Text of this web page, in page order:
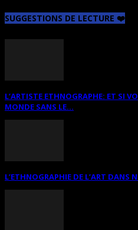
SUGGESTIONS DE LECTURE ❤️
L’ARTISTE ETHNOGRAPHE: ET SI
MONDE SANS LE...
L’ETHNOGRAPHIE DE L’ART DANS